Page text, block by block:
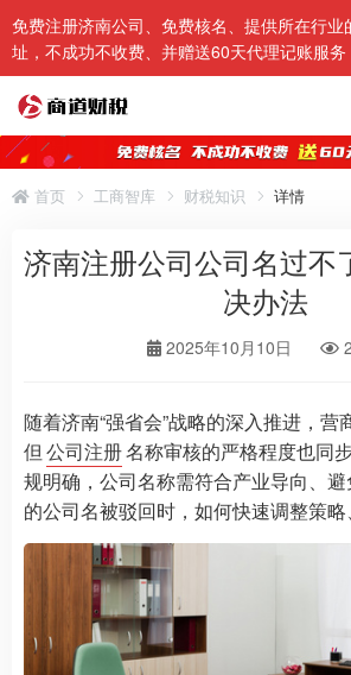
免费注册济南公司、免费核名、提供所在行
址，不成功不收费、并赠送60天代理记账服务
首页 工商智库 财税知识 详情
济南注册公司公司名过不
决办法
2025年10月10日
随着济南“强省会”战略的深入推进，营
但 公司注册名称审核的严格程度也同
规明确，公司名称需符合产业导向、
的公司名被驳回时，如何快速调整策